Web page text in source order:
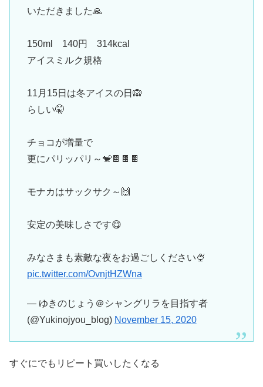
いただきました🙏
150ml 140円 314kcal
アイスミルク規格
11月15日は冬アイスの日🙉
らしい🤫
チョコが増量で
更にパリッパリ～🐒🍫🍫🍫
モナカはサックサク～🙌
安定の美味しさです😋
みなさまも素敵な夜をお過ごしください🍨
pic.twitter.com/OvnjtHZWna
— ゆきのじょう＠シャングリラを目指す者
(@Yukinojyou_blog) November 15, 2020
すぐにでもリピート買いしたくなる